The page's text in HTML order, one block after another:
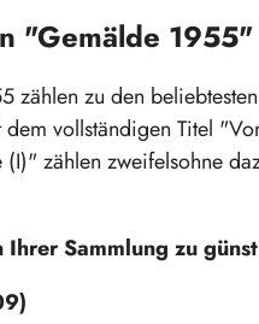
"Gemälde 1955"
zählen zu den
vollständigen Titel
zählen zweifelsohne
Sammlung zu